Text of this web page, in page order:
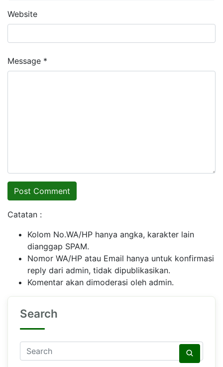
Website
Message *
Catatan :
Kolom No.WA/HP hanya angka, karakter lain
dianggap SPAM.
Nomor WA/HP atau Email hanya untuk konfirmasi
reply dari admin, tidak dipublikasikan.
Komentar akan dimoderasi oleh admin.
Search